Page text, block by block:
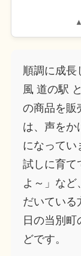
順調に成長
風 道の駅
の商品を販
は、声をか
になってい
試しに育て
よ～」など
だいている
日の当別
どです。